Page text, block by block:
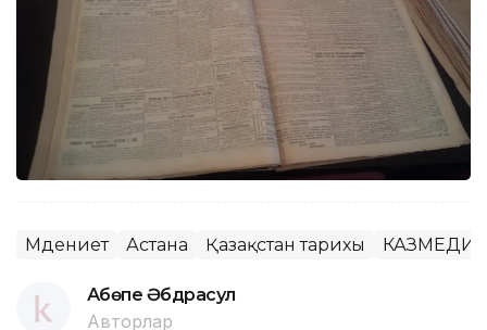
Мәдениет Астана Қазақстан тарихы КАЗМЕДИА
Ақбөпе Әбдрасул
Авторлар